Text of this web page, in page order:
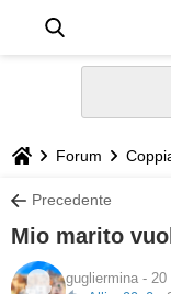
STILE
Forum
Precedente
Mio marito
gugliermina - 20